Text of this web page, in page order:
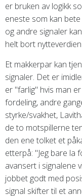
er bruken av logikk
eneste som kan
og andre signaler
helt bort
Et makkerpar kan
signaler. Det er
er "farlig" hvis man
fordeling, andre
styrke/svakhet,
de to motspillerne
den ene tolket et
etterpå: "Jeg bare la
avansert i signalene
jobbet godt med
signal skifter til et